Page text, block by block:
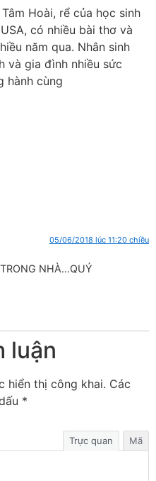
Hoài, rể của học sinh
có nhiều bài thơ và
năm qua. Nhân sinh
và gia đình nhiều sức
hành cùng
05/06/2018 lúc 11:20 chiều
NHÀ…QUÝ
luận
hiển thị công khai. Các
*
Trực quan Mã